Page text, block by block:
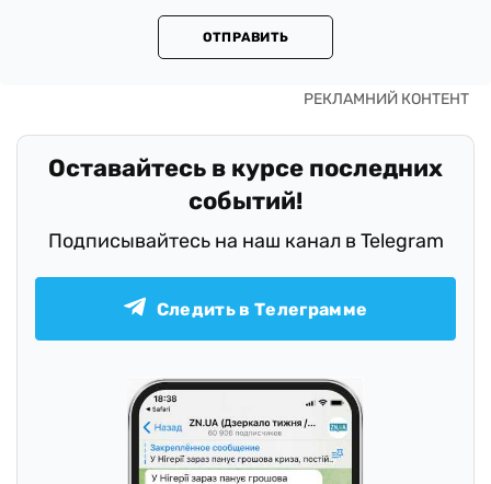
ОТПРАВИТЬ
Оставайтесь в курсе последних
событий!
Подписывайтесь на наш канал в Telegram
Следить в Телеграмме